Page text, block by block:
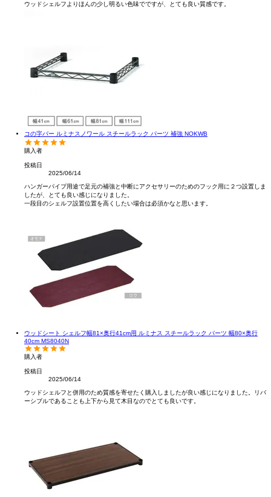
ウッドシェルフよりほんの少し明るい色味でですが、とても良い質感です。
コの字バー ルミナスノワール スチールラック パーツ 補強 NOKWB
購入者
投稿日
2025/06/14
ハンガーパイプ用途で足元の補強と中断にアクセサリーのためのフック用に２つ設置しま
したが、とても良い感じになりました。
一段目のシェルフ設置位置を高くしたい場合は必須かなと思います。
ウッドシート シェルフ幅81×奥行41cm用 ルミナス スチールラック パーツ 幅80×奥行
40cm MS8040N
購入者
投稿日
2025/06/14
ウッドシェルフと併用のため質感を寄せたく購入しましたが良い感じになりました。リバ
ーシブルであることも上下から見て木目なのでとても良いです。